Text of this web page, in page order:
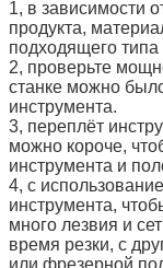
1, в зависимости
продукта,
подходящего типа
2, проверьте
станке можно
инструмента.
3, переплёт
можно короче,
инструмента и
4, с
инструмента,
много лезвия и
время резки, с
или фрезерной